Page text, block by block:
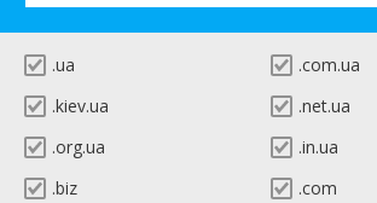
.ua
.com.ua
.kiev.ua
.net.ua
.org.ua
.in.ua
.biz
.com